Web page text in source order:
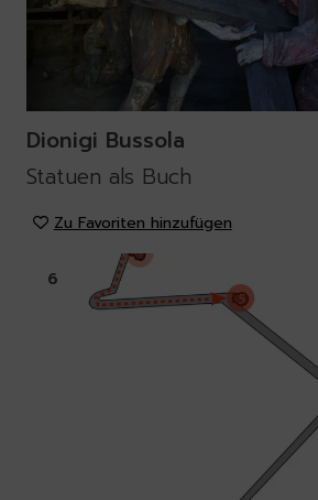
Dionigi Bussola
Statuen als Buch
Zu Favoriten hinzufügen
6